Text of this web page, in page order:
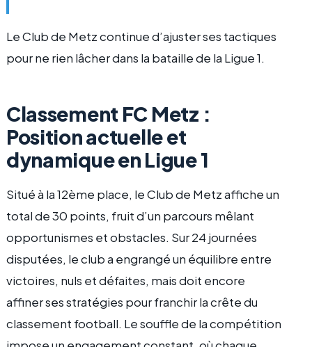
Le Club de Metz continue d’ajuster ses tactiques
pour ne rien lâcher dans la bataille de la Ligue 1.
Classement FC Metz :
Position actuelle et
dynamique en Ligue 1
Situé à la 12ème place, le Club de Metz affiche un
total de 30 points, fruit d’un parcours mêlant
opportunismes et obstacles. Sur 24 journées
disputées, le club a engrangé un équilibre entre
victoires, nuls et défaites, mais doit encore
affiner ses stratégies pour franchir la crête du
classement football. Le souffle de la compétition